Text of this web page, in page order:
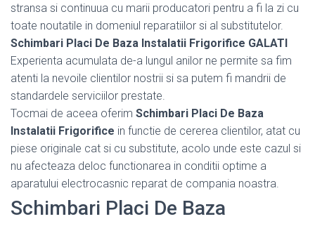
stransa si continuua cu marii producatori pentru a fi la zi cu
toate noutatile in domeniul reparatiilor si al substitutelor.
Schimbari Placi De Baza Instalatii Frigorifice GALATI
Experienta acumulata de-a lungul anilor ne permite sa fim
atenti la nevoile clientilor nostrii si sa putem fi mandrii de
standardele serviciilor prestate.
Tocmai de aceea oferim Schimbari Placi De Baza
Instalatii Frigorifice in functie de cererea clientilor, atat cu
piese originale cat si cu substitute, acolo unde este cazul si
nu afecteaza deloc functionarea in conditii optime a
aparatului electrocasnic reparat de compania noastra.
Schimbari Placi De Baza